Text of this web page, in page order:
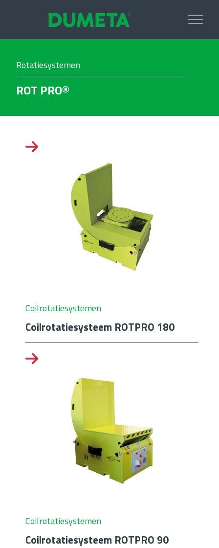
Rotatiesystemen
ROT PRO®
Coilrotatiesystemen
Coilrotatiesysteem ROTPRO 180
Coilrotatiesystemen
Coilrotatiesysteem ROTPRO 90